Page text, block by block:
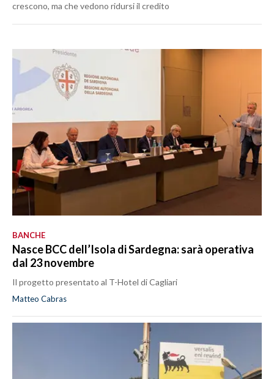
crescono, ma che vedono ridursi il credito
BANCHE
Nasce BCC dell’Isola di Sardegna: sarà operativa
dal 23 novembre
Il progetto presentato al T-Hotel di Cagliari
Matteo Cabras